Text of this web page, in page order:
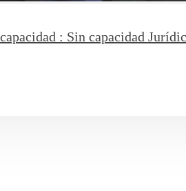
: Sin capacidad